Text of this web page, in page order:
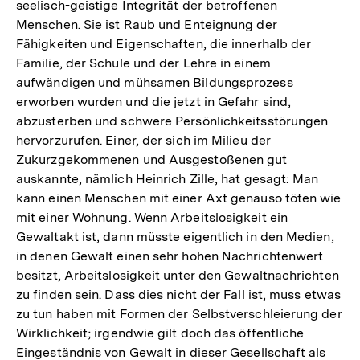
seelisch-geistige Integrität der betroffenen
Menschen. Sie ist Raub und Enteignung der
Fähigkeiten und Eigenschaften, die innerhalb der
Familie, der Schule und der Lehre in einem
aufwändigen und mühsamen Bildungsprozess
erworben wurden und die jetzt in Gefahr sind,
abzusterben und schwere Persönlichkeitsstörungen
hervorzurufen. Einer, der sich im Milieu der
Zukurzgekommenen und Ausgestoßenen gut
auskannte, nämlich Heinrich Zille, hat gesagt: Man
kann einen Menschen mit einer Axt genauso töten wie
mit einer Wohnung. Wenn Arbeitslosigkeit ein
Gewaltakt ist, dann müsste eigentlich in den Medien,
in denen Gewalt einen sehr hohen Nachrichtenwert
besitzt, Arbeitslosigkeit unter den Gewaltnachrichten
zu finden sein. Dass dies nicht der Fall ist, muss etwas
zu tun haben mit Formen der Selbstverschleierung der
Wirklichkeit; irgendwie gilt doch das öffentliche
Eingeständnis von Gewalt in dieser Gesellschaft als